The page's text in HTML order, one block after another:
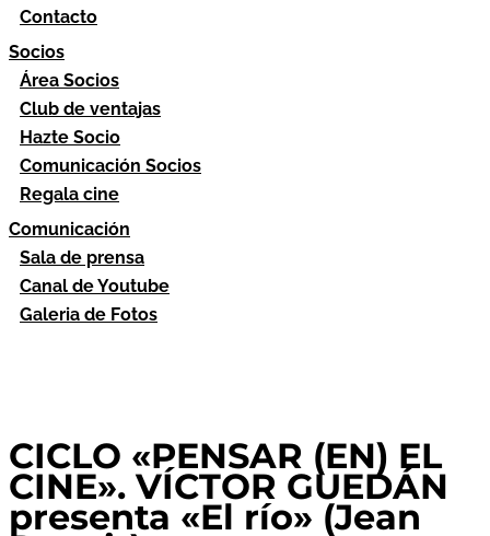
Contacto
Socios
Área Socios
Club de ventajas
Hazte Socio
Comunicación Socios
Regala cine
Comunicación
Sala de prensa
Canal de Youtube
Galeria de Fotos
CICLO «PENSAR (EN) EL
CINE». VÍCTOR GUEDÁN
presenta «El río» (Jean